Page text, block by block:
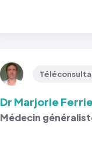
Dr Marjorie
Médecin